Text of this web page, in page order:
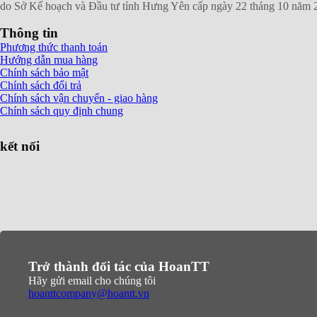
do Sở Kế hoạch và Đầu tư tỉnh Hưng Yên cấp ngày 22 tháng 10 năm
Thông tin
Phương thức thanh toán
Hướng dẫn mua hàng
Chính sách bảo mật
Chính sách đổi trả
Chính sách vận chuyển - giao hàng
Chính sách quy định chung
kết nối
Trở thành đối tác của HoanTT
Hãy gửi email cho chúng tôi
hoanttcompany@hoantt.vn